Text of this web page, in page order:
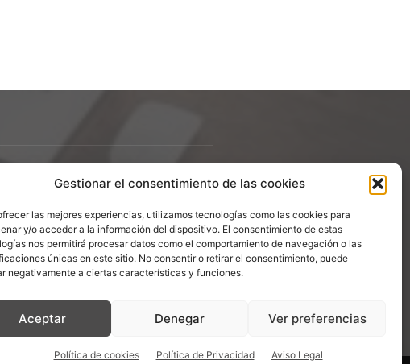
Gestionar el consentimiento de las cookies
las mejores experiencias, utilizamos tecnologías como las cookies para
y/o acceder a la información del dispositivo. El consentimiento de estas
nos permitirá procesar datos como el comportamiento de navegación o las
únicas en este sitio. No consentir o retirar el consentimiento, puede
negativamente a ciertas características y funciones.
Aceptar Denegar Ver preferencias
Política de cookies Política de Privacidad Aviso Legal